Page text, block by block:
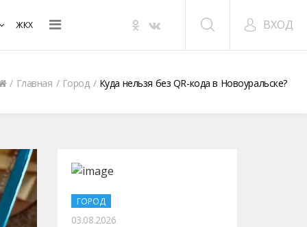
ЖКХ ВХОД
Главная Город Куда нельзя без QR-кода в Новоуральске?
ГОРОД
03.08.2026